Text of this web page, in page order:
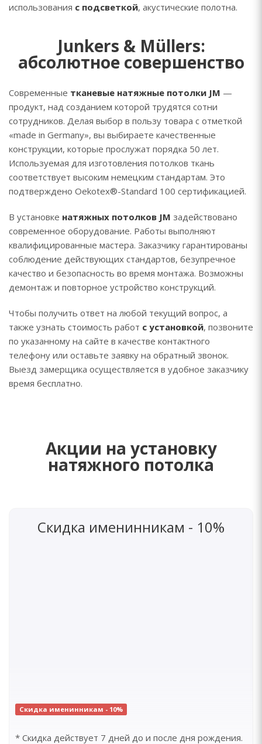
использования с подсветкой, акустические полотна.
Junkers & Müllers:
абсолютное совершенство
Современные тканевые натяжные потолки JM —
продукт, над созданием которой трудятся сотни
сотрудников. Делая выбор в пользу товара с отметкой
«made in Germany», вы выбираете качественные
конструкции, которые прослужат порядка 50 лет.
Используемая для изготовления потолков ткань
соответствует высоким немецким стандартам. Это
подтверждено Oekotex®-Standard 100 сертификацией.
В установке натяжных потолков JM задействовано
современное оборудование. Работы выполняют
квалифицированные мастера. Заказчику гарантированы
соблюдение действующих стандартов, безупречное
качество и безопасность во время монтажа. Возможны
демонтаж и повторное устройство конструкций.
Чтобы получить ответ на любой текущий вопрос, а
также узнать стоимость работ с установкой, позвоните
по указанному на сайте в качестве контактного
телефону или оставьте заявку на обратный звонок.
Выезд замерщика осуществляется в удобное заказчику
время бесплатно.
Акции на установку
натяжного потолка
Скидка именинникам - 10%
Скидка именинникам - 10%
* Скидка действует 7 дней до и после дня рождения.